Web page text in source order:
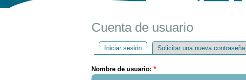
Cuenta de usuario
Iniciar sesión Solicitar una nueva contraseña
Nombre de usuario: *